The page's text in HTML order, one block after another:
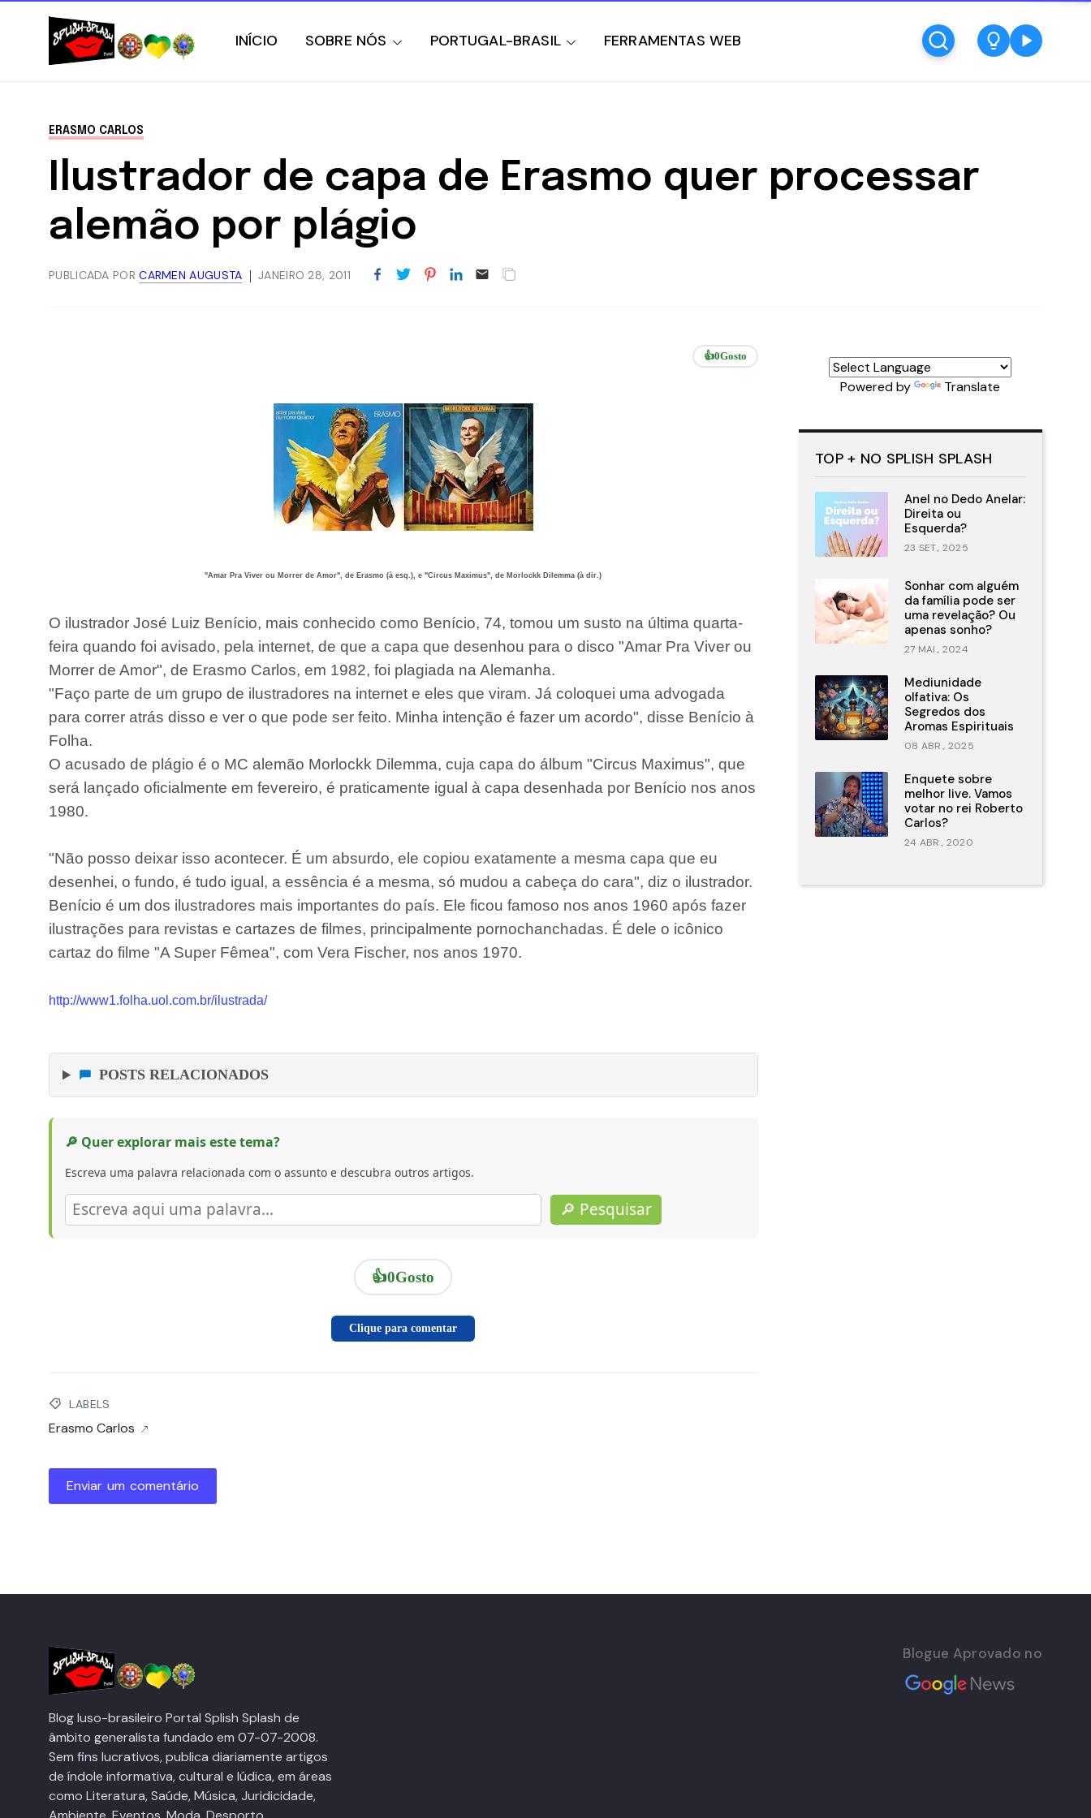
INÍCIO SOBRE NÓS PORTUGAL-BRASIL FERRAMENTAS WEB
ERASMO CARLOS
Ilustrador de capa de Erasmo quer processar
alemão por plágio
PUBLICADA PORCARMEN AUGUSTA JANEIRO 28, 2011
👍0Gosto
"Amar Pra Viver ou Morrer de Amor", de Erasmo (à esq.), e "Circus Maximus", de Morlockk Dilemma (à dir.)
O ilustrador José Luiz Benício, mais conhecido como Benício, 74, tomou um susto na última quarta-
feira quando foi avisado, pela internet, de que a capa que desenhou para o disco "Amar Pra Viver ou
Morrer de Amor", de Erasmo Carlos, em 1982, foi plagiada na Alemanha.
"Faço parte de um grupo de ilustradores na internet e eles que viram. Já coloquei uma advogada
para correr atrás disso e ver o que pode ser feito. Minha intenção é fazer um acordo", disse Benício à
Folha.
O acusado de plágio é o MC alemão Morlockk Dilemma, cuja capa do álbum "Circus Maximus", que
será lançado oficialmente em fevereiro, é praticamente igual à capa desenhada por Benício nos anos
1980.
"Não posso deixar isso acontecer. É um absurdo, ele copiou exatamente a mesma capa que eu
desenhei, o fundo, é tudo igual, a essência é a mesma, só mudou a cabeça do cara", diz o ilustrador.
Benício é um dos ilustradores mais importantes do país. Ele ficou famoso nos anos 1960 após fazer
ilustrações para revistas e cartazes de filmes, principalmente pornochanchadas. É dele o icônico
cartaz do filme "A Super Fêmea", com Vera Fischer, nos anos 1970.
http://www1.folha.uol.com.br/ilustrada/
POSTS RELACIONADOS
🔎 Quer explorar mais este tema?
Escreva uma palavra relacionada com o assunto e descubra outros artigos.
🔎 Pesquisar
👍0Gosto
Clique para comentar
LABELS
Erasmo Carlos
Enviar um comentário
Powered by Translate
TOP + NO SPLISH SPLASH
Anel no Dedo Anelar:
Direita ou
Esquerda?
23 SET., 2025
Sonhar com alguém
da família pode ser
uma revelação? Ou
apenas sonho?
27 MAI., 2024
Mediunidade
olfativa: Os
Segredos dos
Aromas Espirituais
08 ABR., 2025
Enquete sobre
melhor live. Vamos
votar no rei Roberto
Carlos?
24 ABR., 2020
Blog luso-brasileiro Portal Splish Splash de
âmbito generalista fundado em 07-07-2008.
Sem fins lucrativos, publica diariamente artigos
de índole informativa, cultural e lúdica, em áreas
como Literatura, Saúde, Música, Juridicidade,
Blogue Aprovado no